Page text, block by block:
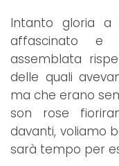
Intanto gloria a
affascinato e
assemblata
delle quali
ma che erano
son rose
davanti, voliamo
sarà tempo per